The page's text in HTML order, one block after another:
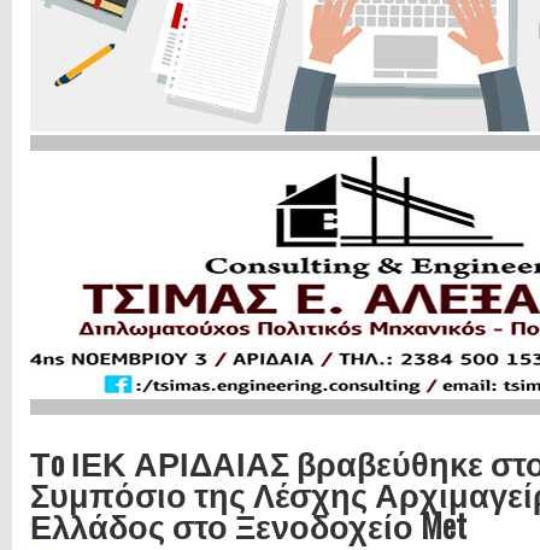
Τo ΙΕΚ ΑΡΙΔΑΙΑΣ βραβεύθηκε
Συμπόσιο της Λέσχης
Ελλάδος στο Ξενοδοχείο Met